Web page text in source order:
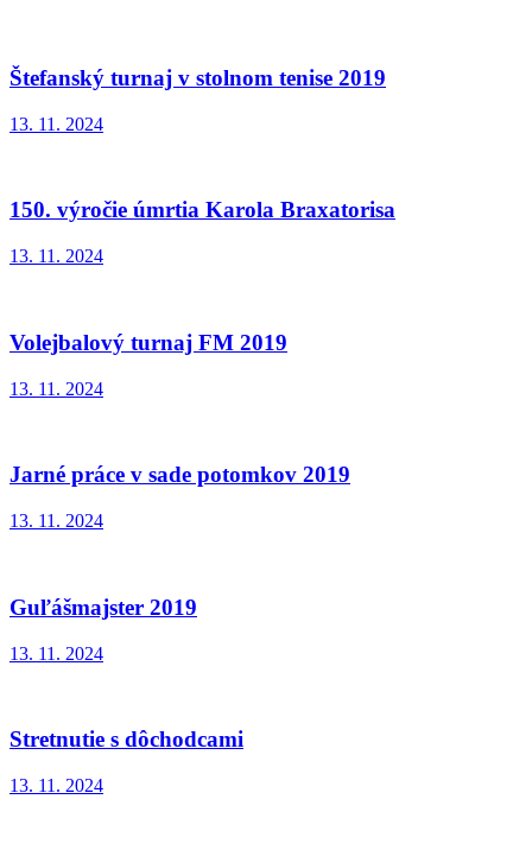
Štefanský turnaj v stolnom tenise 2019
13. 11. 2024
150. výročie úmrtia Karola Braxatorisa
13. 11. 2024
Volejbalový turnaj FM 2019
13. 11. 2024
Jarné práce v sade potomkov 2019
13. 11. 2024
Guľášmajster 2019
13. 11. 2024
Stretnutie s dôchodcami
13. 11. 2024